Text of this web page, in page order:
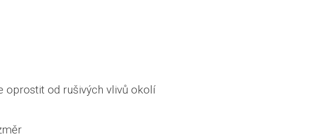
oprostit od rušivých vlivů okolí